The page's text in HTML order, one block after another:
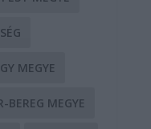
MEGYE
BEREG MEGYE